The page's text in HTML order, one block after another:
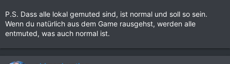
P.S. Dass alle lokal gemuted sind, ist normal und soll so sein.
Wenn du natürlich aus dem Game rausgehst, werden alle
entmuted, was auch normal ist.